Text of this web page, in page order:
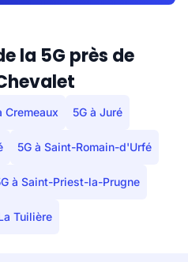
la 5G près de
Cremeaux 5G à Juré
5G à Saint-Romain-d'Urfé
à Saint-Priest-la-Prugne
Tuilière